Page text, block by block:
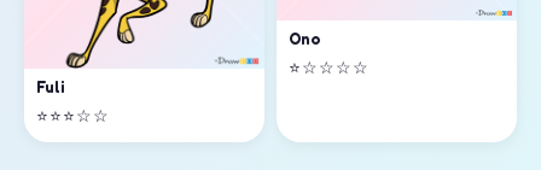
Fuli
⭐⭐⭐☆☆
Ono
⭐☆☆☆☆